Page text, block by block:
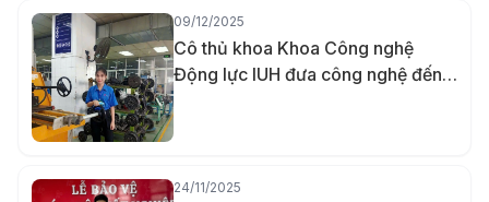
09/12/2025
Cô thủ khoa Khoa Công nghệ
Động lực IUH đưa công nghệ đến
gần hơn với người khuyết tật bằng
24/11/2025